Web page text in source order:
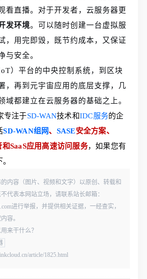
看直播。对于开发者，云服务器更
发环境。可以随时创建一台虚拟服
，用完即毁，既节约成本，又保证
与安全。
）平台的中央控制系统，到区块
，再到元宇宙应用的底层支撑，几
域都建立在云服务器的基础之上。
专注于SD-WAN技术和IDC服务的企
SD-WAN组网、 SASE安全方案、
SaaS应用高速访问服务，如果您有
。
内容（图片、视频和文字）以原创、转载和
代表本网站立场，请联系站长邮箱：
进行举报，并提供相关证据，一经查实，
容。
来干什么？
article/1825.html